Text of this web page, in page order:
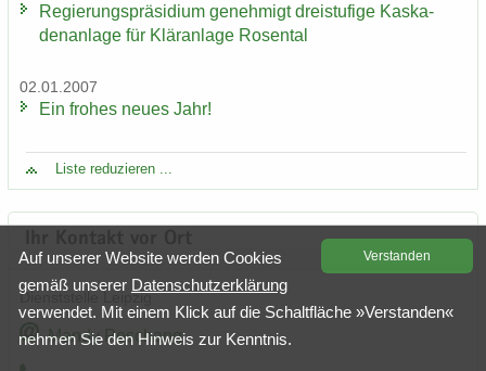
Re­gie­rungs­prä­si­di­um ge­neh­migt drei­stu­fi­ge Kas­ka­
den­an­la­ge für Klär­an­la­ge Ro­sen­tal
02.01.2007
Ein fro­hes neues Jahr!
Liste re­du­zie­ren ...
Dienst­stel­le Leip­zig
Mandy Peschang
Ver­stan­den
Auf un­se­rer Web­site wer­den Coo­kies
gemäß un­se­rer Da­ten­schutz­er­klä­rung
ver­wen­det. Mit einem Klick auf die Schalt­flä­che »Ver­stan­den«
neh­men Sie den Hin­weis zur Kennt­nis.